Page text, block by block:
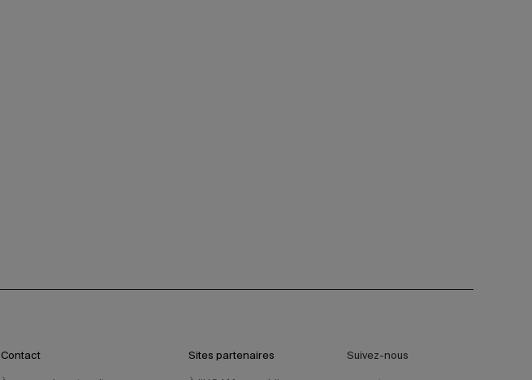
Contact Sites partenaires Suivez-nous